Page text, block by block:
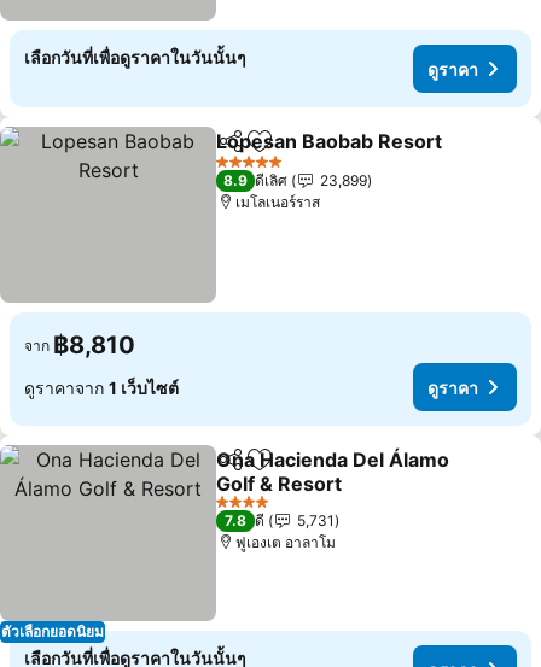
เลือกวันที่เพื่อดูราคาในวันนั้นๆ
ดูราคา
แชร์ เพิ่มในรายการโปรด
Lopesan Baobab Resort
5 ดาว
8.9 ดีเลิศ
23,899
เมโลเนอร์ราส
จาก ฿8,810
ดูราคาจาก 1 เว็บไซต์ ดูราคา
ตัวเลือกยอดนิยม
แชร์ เพิ่มในรายการโปรด
Ona Hacienda Del Álamo
Golf & Resort
4 ดาว
7.8 ดี
5,731
ฟูเองเต อาลาโม
เลือกวันที่เพื่อดูราคาในวันนั้นๆ